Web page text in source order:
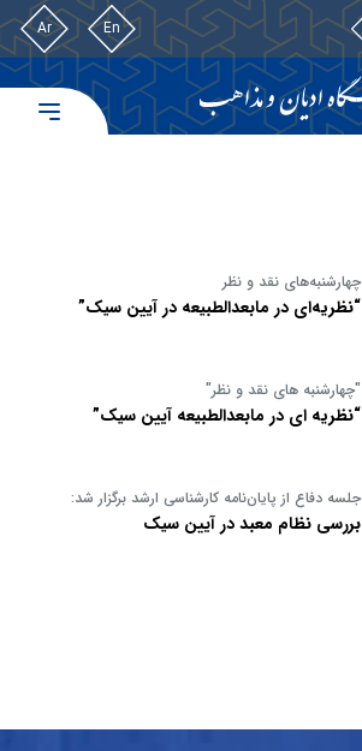
En
Ar
چهارشنبه‌های نقد و نظر
“نظریه‌ای در مابعدالطبیعه در آیین سیک”
"چهارشنبه های نقد و نظر"
“نظریه ای در مابعدالطبیعه آیین سیک”
جلسه دفاع از پایان‌نامه کارشناسی ارشد برگزار شد:
بررسی نظام معبد در آیین سیک